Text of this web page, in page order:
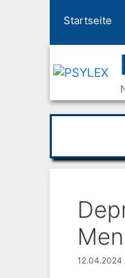
Startseite
12.04.2024